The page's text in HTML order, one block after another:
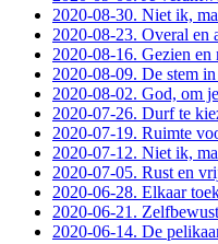
2020-08-30. Niet ik,
2020-08-23. Overal en
2020-08-16. Gezien en
2020-08-09. De stem
2020-08-02. God, om
2020-07-26. Durf te
2020-07-19. Ruimte
2020-07-12. Niet ik,
2020-07-05. Rust en
2020-06-28. Elkaar
2020-06-21. Zelfbewust
2020-06-14. De